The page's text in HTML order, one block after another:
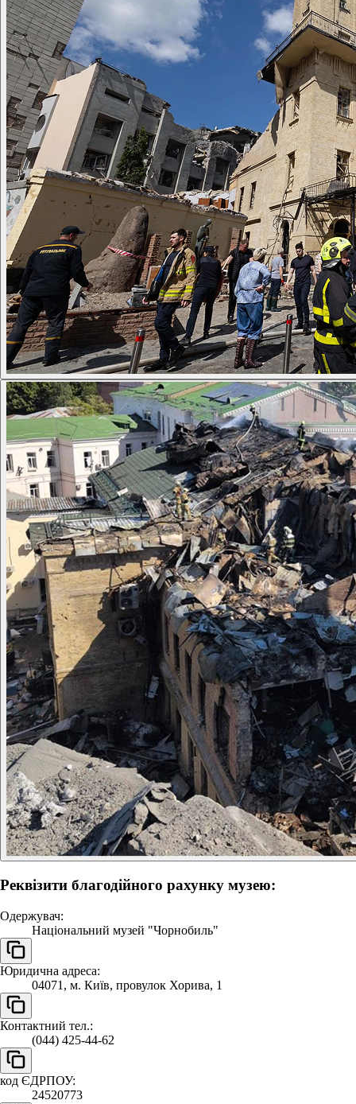
Реквізити благодійного рахунку музею:
Одержувач:
Національний музей "Чорнобиль"
Юридична адреса:
04071, м. Київ, провулок Хорива, 1
Контактний тел.:
(044) 425-44-62
код ЄДРПОУ:
24520773